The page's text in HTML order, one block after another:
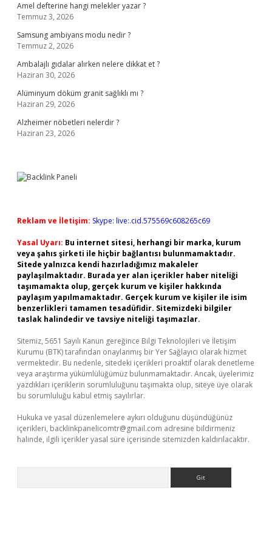
Amel defterine hangi melekler yazar ?
Temmuz 3, 2026
Samsung ambiyans modu nedir ?
Temmuz 2, 2026
Ambalajlı gıdalar alırken nelere dikkat et ?
Haziran 30, 2026
Alüminyum döküm granit sağlıklı mı ?
Haziran 29, 2026
Alzheimer nöbetleri nelerdir ?
Haziran 23, 2026
Reklam ve İletişim: Skype: live:.cid.575569c608265c69
Yasal Uyarı: Bu internet sitesi, herhangi bir marka, kurum
veya şahıs şirketi ile hiçbir bağlantısı bulunmamaktadır.
Sitede yalnızca kendi hazırladığımız makaleler
paylaşılmaktadır. Burada yer alan içerikler haber niteliği
taşımamakta olup, gerçek kurum ve kişiler hakkında
paylaşım yapılmamaktadır. Gerçek kurum ve kişiler ile isim
benzerlikleri tamamen tesadüfidir. Sitemizdeki bilgiler
taslak halindedir ve tavsiye niteliği taşımazlar.
Sitemiz, 5651 Sayılı Kanun gereğince Bilgi Teknolojileri ve İletişim
Kurumu (BTK) tarafından onaylanmış bir Yer Sağlayıcı olarak hizmet
vermektedir. Bu nedenle, sitedeki içerikleri proaktif olarak denetleme
veya araştırma yükümlülüğümüz bulunmamaktadır. Ancak, üyelerimiz
yazdıkları içeriklerin sorumluluğunu taşımakta olup, siteye üye olarak
bu sorumluluğu kabul etmiş sayılırlar.
Hukuka ve yasal düzenlemelere aykırı olduğunu düşündüğünüz
içerikleri, backlinkpanelicomtr@gmail.com adresine bildirmeniz
halinde, ilgili içerikler yasal süre içerisinde sitemizden kaldırılacaktır.